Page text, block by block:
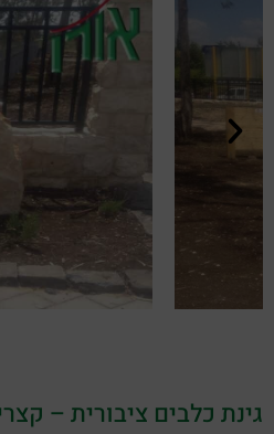
גינת כלבים ציבורית –